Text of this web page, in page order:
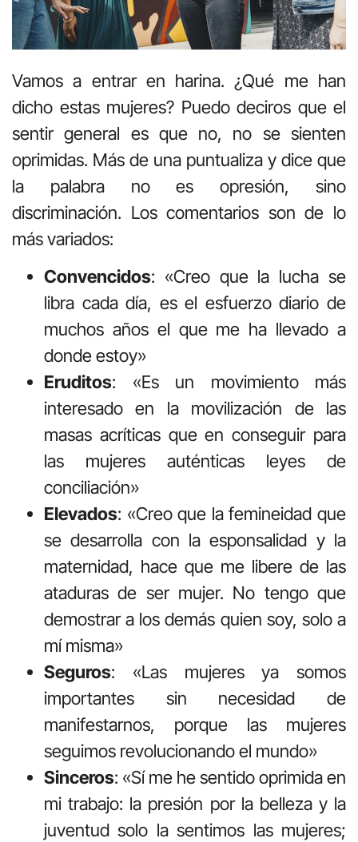
Vamos a entrar en harina. ¿Qué me han
dicho estas mujeres? Puedo deciros que el
sentir general es que no, no se sienten
oprimidas. Más de una puntualiza y dice que
la palabra no es opresión, sino
discriminación. Los comentarios son de lo
más variados:
Convencidos: «Creo que la lucha se
libra cada día, es el esfuerzo diario de
muchos años el que me ha llevado a
donde estoy»
Eruditos: «Es un movimiento más
interesado en la movilización de las
masas acríticas que en conseguir para
las mujeres auténticas leyes de
conciliación»
Elevados: «Creo que la femineidad que
se desarrolla con la esponsalidad y la
maternidad, hace que me libere de las
ataduras de ser mujer. No tengo que
demostrar a los demás quien soy, solo a
mí misma»
Seguros: «Las mujeres ya somos
importantes sin necesidad de
manifestarnos, porque las mujeres
seguimos revolucionando el mundo»
Sinceros: «Sí me he sentido oprimida en
mi trabajo: la presión por la belleza y la
juventud solo la sentimos las mujeres;